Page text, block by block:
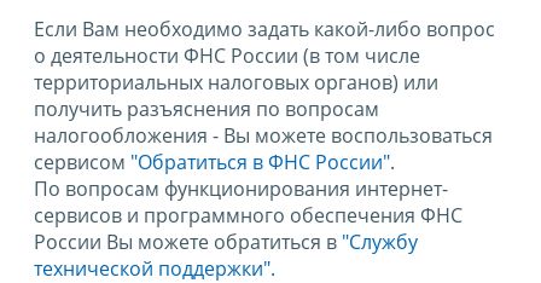
Если Вам необходимо задать какой-либо вопрос
о деятельности ФНС России (в том числе
территориальных налоговых органов) или
получить разъяснения по вопросам
налогообложения - Вы можете воспользоваться
сервисом "Обратиться в ФНС России".
По вопросам функционирования интернет-
сервисов и программного обеспечения ФНС
России Вы можете обратиться в "Службу
технической поддержки".